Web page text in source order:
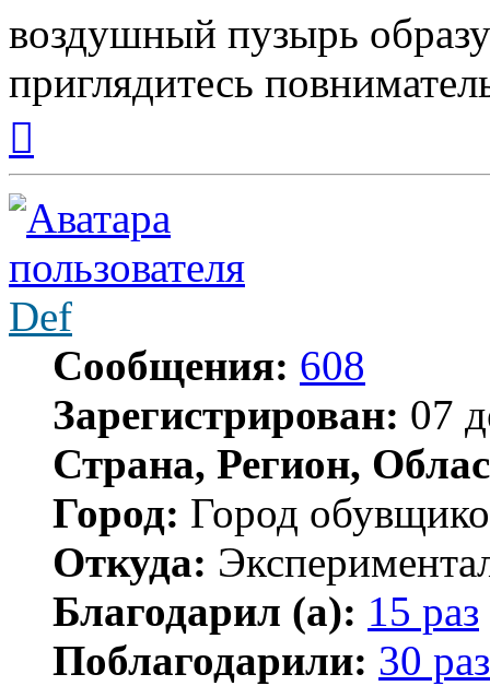
воздушный пузырь
приглядитесь
началу
Def
Сообщения: 608
Зарегистрирован: 07
Страна, Регион,
Город: Город
Откуда:
Благодарил (а): 15 раз
Поблагодарили: 30 раз